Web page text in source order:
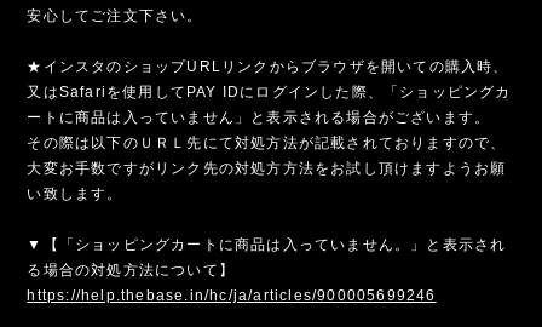
安心してご注文下さい。
★インスタのショップURLリンクからブラウザを開いての購入時、
又はSafariを使用してPAY IDにログインした際、「ショッピングカ
ートに商品は入っていません」と表示される場合がございます。
その際は以下のＵＲＬ先にて対処方法が記載されておりますので、
大変お手数ですがリンク先の対処方方法をお試し頂けますようお願
い致します。
▼【「ショッピングカートに商品は入っていません。」と表示され
る場合の対処方法について】
https://help.thebase.in/hc/ja/articles/900005699246